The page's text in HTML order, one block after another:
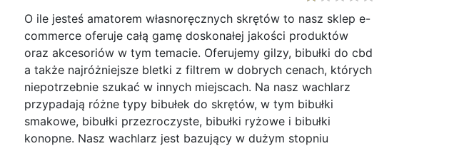
O ile jesteś amatorem własnoręcznych skrętów to nasz sklep e-
commerce oferuje całą gamę doskonałej jakości produktów
oraz akcesoriów w tym temacie. Oferujemy gilzy, bibułki do cbd
a także najróżniejsze bletki z filtrem w dobrych cenach, których
niepotrzebnie szukać w innych miejscach. Na nasz wachlarz
przypadają różne typy bibułek do skrętów, w tym bibułki
smakowe, bibułki przezroczyste, bibułki ryżowe i bibułki
konopne. Nasz wachlarz jest bazujący w dużym stopniu